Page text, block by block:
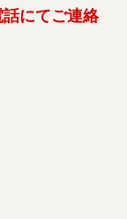
にてご連絡